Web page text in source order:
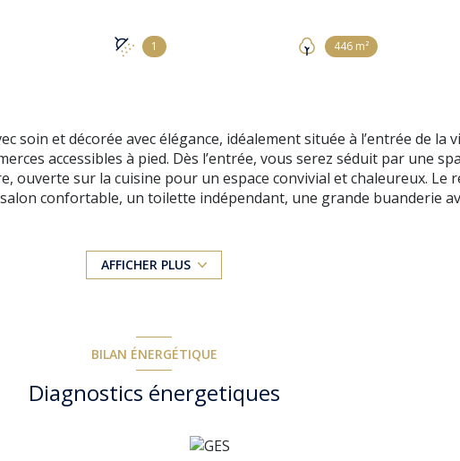
1 446 m²
soin et décorée avec élégance, idéalement située à l’entrée de la
accessibles à pied. Dès l’entrée, vous serez séduit par une
ouverte sur la cuisine pour un espace convivial et chaleureux. Le
confortable, un toilette indépendant, une grande buanderie
de charme, idéale pour accueillir une famille.
AFFICHER PLUS
BILAN ÉNERGÉTIQUE
Diagnostics énergetiques